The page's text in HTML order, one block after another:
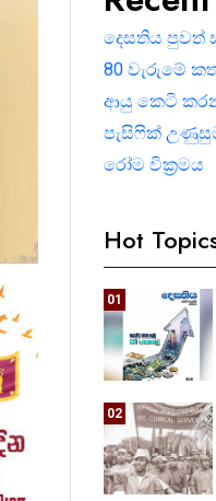
දෙසතිය පුවත්
80 වැරුමේ
ආයු කෙටි
පැසිෆික්
රෝම වික්‍රමය
Hot
01
02